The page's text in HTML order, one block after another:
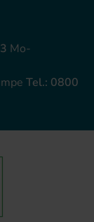
Mo-
Tel.: 0800